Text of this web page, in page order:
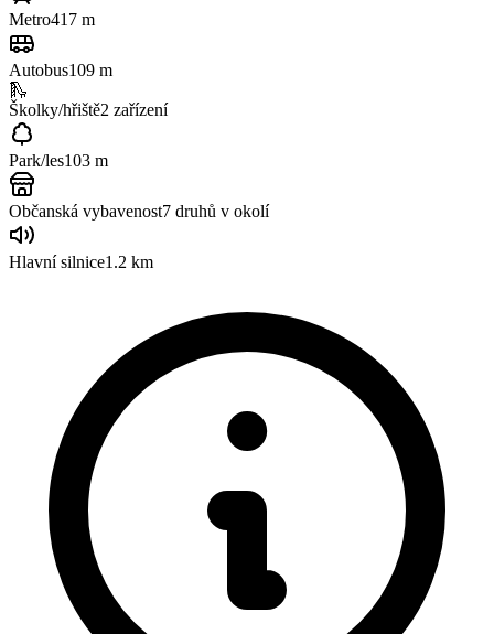
Metro417 m
Autobus109 m
🛝
Školky/hřiště2 zařízení
Park/les103 m
Občanská vybavenost7 druhů v okolí
Hlavní silnice1.2 km